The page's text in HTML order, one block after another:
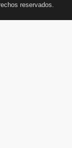
reservados.